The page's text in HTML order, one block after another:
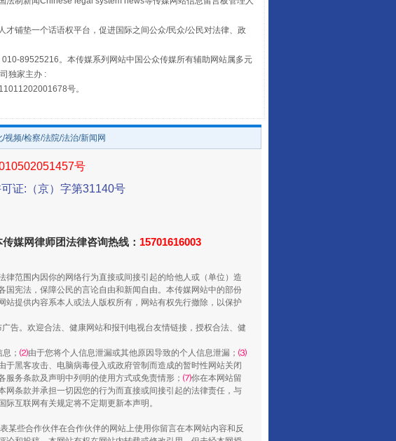
走走走！国家喊你健身啦
铺垫一个话语权平台，促进国际之间公众/民众/公民对法律、政
89525216。本传媒系列网站中国公众传媒所有辅助网站属多元
独家主办 :
号。
视频/检察/法院/法治/新闻网
号
证:（京）字第31140号
媒网律师团法律咨询热线： 15701616003
范围内因你的网络行为直接或间接引起的给他人或（单位）造
宪法，保障公民的言论自由和新闻自由。本传媒网站中的部份
提供内容系本人或法人版权所有，网站有权先行撤除，以保护
告。欢迎合法、健康网站和报刊电视台友情链接，授权合法、健
； ⑵由于您将个人信息泄漏或其他原因导致的个人信息泄漏； ⑶
于黑客攻击、电脑病毒侵入或政府管制而造成的暂时性网站关闭
服务条款及声明中列明的使用方式或免责情形； ⑺你在本网站留
条款并承担一切因您的行为而直接或间接引起的法律责任，与
互联网有关规定将不定期更新本声明。
某些合作伙伴在合作伙伴的网站上使用你留言在本网站内容和反